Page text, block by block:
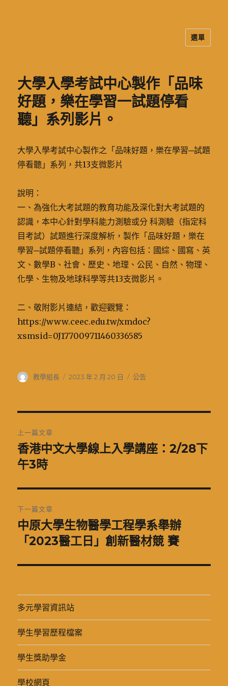
選單
大學入學考試中心製作「品味
好題，樂在學習一試題停看
聽」系列影片。
大學入學考試中心製作之「品味好題，樂在學習─試題
停看聽」系列，共13支微影片
說明：
一、為強化大考試題的教育功能及深化對大考試題的
認識，本中心針對學科能力測驗或分 科測驗（指定科
目考試）試題進行深度解析，製作「品味好題，樂在
學習─試題停看聽」系列，內容包括：國綜、國寫、英
文、數學B、社會、歷史、地理、公民、自然、物理、
化學、生物及地球科學等共13支微影片。
二、敬附影片連結，歡迎觀覽：
https://www.ceec.edu.tw/xmdoc?
xsmsid=0J177009711460336585
作
教學組長
發
2023 年 2 月 20 日
分
公告
章
導
覽
上一篇文章
上
一
文
章:
香港中文大學線上入學講座：2/28下
午3時
下一篇文章
下
文
中原大學生物醫學工程學系舉辦
「2023醫工日」創新醫材競 賽
多元學習資訊站
學生學習歷程檔案
學生獎助學金
學校網頁